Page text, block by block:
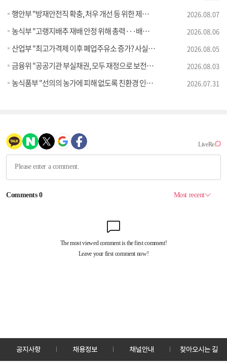
행안부 "방재안전직 확충, 처우 개선 등 위한 제도개선 추진" [정책 바로보기] 2026.08.07
농식부 "고랭지배추 재배 안정 위해 총력···배추가격 점차 안정세" [정책 바로보기] 2026.08.06
산업부 "최고가격제 이후 폐업주유소 증가? 사실 아냐" [정책 바로보기] 2026.08.05
금융위 "공공기관 부실채권, 모두 재정으로 보전되는 것 아냐" [정책 바로보기] 2026.08.03
농식품부 "선의의 농가에 피해 없도록 친환경 인증제 개선" [정책 바로보기] 2026.07.31
공지사항 채용정보 채널안내 찾아오시는 길